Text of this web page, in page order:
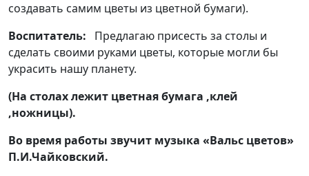
создавать самим цветы из цветной бумаги).
Воспитатель: Предлагаю присесть за столы и
сделать своими руками цветы, которые могли бы
украсить нашу планету.
(На столах лежит цветная бумага ,клей
,ножницы).
Во время работы звучит музыка «Вальс цветов»
П.И.Чайковский.